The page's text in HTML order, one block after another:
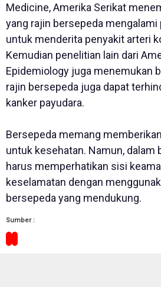
Medicine, Amerika Serikat
yang rajin bersepeda
untuk menderita penyakit arteri
Kemudian penelitian lain dari
Epidemiology juga menemukan
rajin bersepeda juga dapat
kanker payudara.
Bersepeda memang
untuk kesehatan. Namun, dalam
harus memperhatikan sisi
keselamatan dengan
bersepeda yang mendukung.
Sumber :